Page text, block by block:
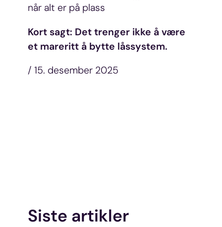
når alt er på plass
Kort sagt: Det trenger ikke å være
et mareritt å bytte låssystem.
/ 15. desember 2025
Siste artikler